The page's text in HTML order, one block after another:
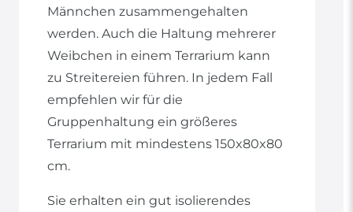
Männchen zusammengehalten
werden. Auch die Haltung mehrerer
Weibchen in einem Terrarium kann
zu Streitereien führen. In jedem Fall
empfehlen wir für die
Gruppenhaltung ein größeres
Terrarium mit mindestens 150x80x80
cm.
Sie erhalten ein gut isolierendes